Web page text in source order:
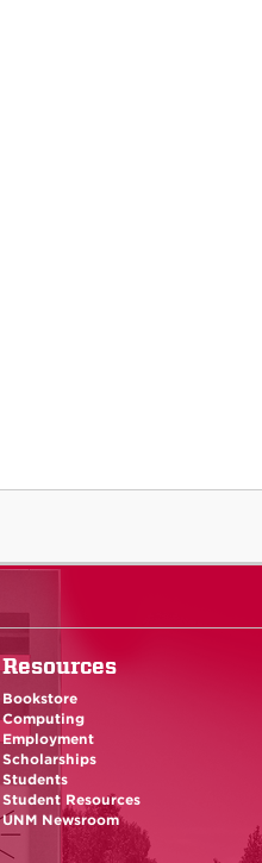
Resources
Bookstore
Computing
Employment
Scholarships
Students
Student Resources
UNM Newsroom